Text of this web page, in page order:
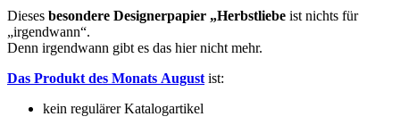
Dieses besondere Designerpapier „Herbstliebe ist nichts für
„irgendwann“.
Denn irgendwann gibt es das hier nicht mehr.
Das Produkt des Monats August ist:
kein regulärer Katalogartikel